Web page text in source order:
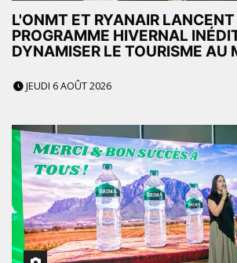
L'ONMT ET RYANAIR LANCENT
PROGRAMME HIVERNAL
DYNAMISER LE TOURISME AU
JEUDI 6 AOÛT 2026